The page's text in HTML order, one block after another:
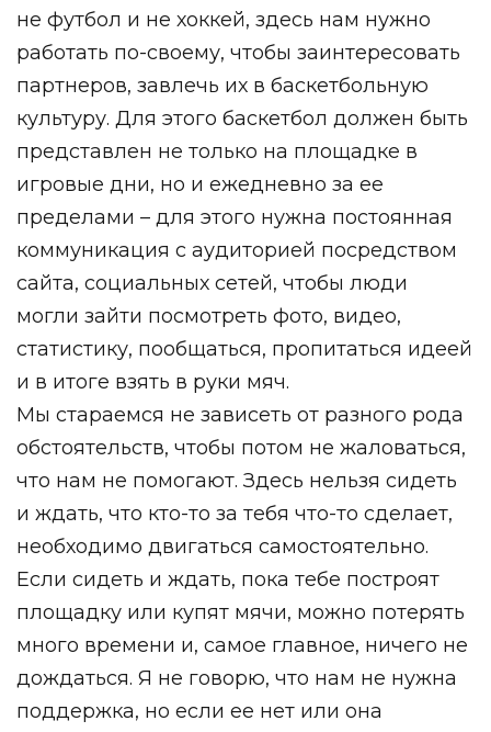
не футбол и не хоккей, здесь нам нужно
работать по-своему, чтобы заинтересовать
партнеров, завлечь их в баскетбольную
культуру. Для этого баскетбол должен быть
представлен не только на площадке в
игровые дни, но и ежедневно за ее
пределами – для этого нужна постоянная
коммуникация с аудиторией посредством
сайта, социальных сетей, чтобы люди
могли зайти посмотреть фото, видео,
статистику, пообщаться, пропитаться идеей
и в итоге взять в руки мяч.
Мы стараемся не зависеть от разного рода
обстоятельств, чтобы потом не жаловаться,
что нам не помогают. Здесь нельзя сидеть
и ждать, что кто-то за тебя что-то сделает,
необходимо двигаться самостоятельно.
Если сидеть и ждать, пока тебе построят
площадку или купят мячи, можно потерять
много времени и, самое главное, ничего не
дождаться. Я не говорю, что нам не нужна
поддержка, но если ее нет или она